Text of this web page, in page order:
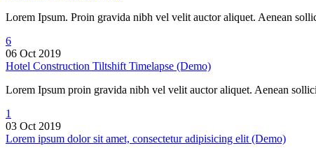
Lorem Ipsum. Proin gravida nibh vel velit auctor aliquet. Aenean
6
06 Oct 2019
Hotel Construction Tiltshift Timelapse (Demo)
Lorem Ipsum proin gravida nibh vel velit auctor aliquet. Aenean
1
03 Oct 2019
Lorem ipsum dolor sit amet, consectetur adipisicing elit (Demo)